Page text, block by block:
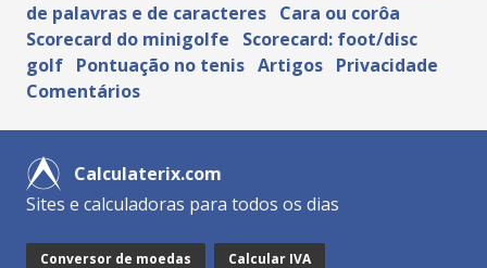
de palavras e de caracteres Cara ou corôa
Scorecard do minigolfe
Scorecard: foot/disc
golf Pontuação no tenis Artigos Privacidade
Comentários
Calculaterix.com
Sites e calculadoras para todos os dias
Conversor de moedas Calcular IVA